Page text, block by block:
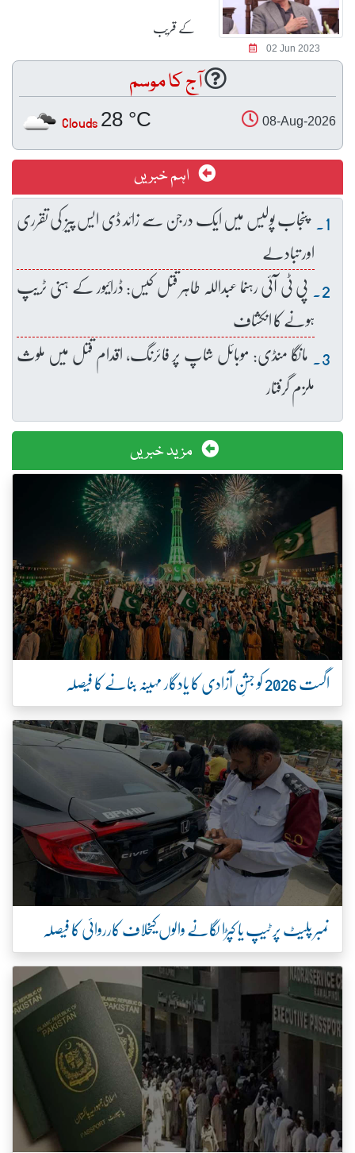
02 Jun 2023
کے قریب
آج کا موسم
08-Aug-2026
28 °C
Clouds
اہم خبریں
پنجاب پولیس میں ایک درجن سے زائد ڈی ایس پیز کی تقرری
اور تبادلے
پی ٹی آئی رہنما عبداللہ طاہر قتل کیس: ڈرائیور کے ہنی ٹریپ
ہونے کا انکشاف
مانگا منڈی: موبائل شاپ پر فائرنگ، اقدام قتل میں ملوث
ملزم گرفتار
مزید خبریں
اگست 2026 کو جشنِ آزادی کا یادگار مہینہ بنانے کا فیصلہ
نمبر پلیٹ پر ٹیپ یا کپڑا لگانے والوں کیخلاف کارروائی کا فیصلہ